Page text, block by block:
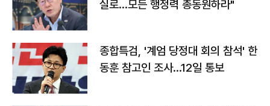
실로…모든 행정력 총동원하라"
종합특검, '계엄 당정대 회의 참석' 한
동훈 참고인 조사...12일 통보